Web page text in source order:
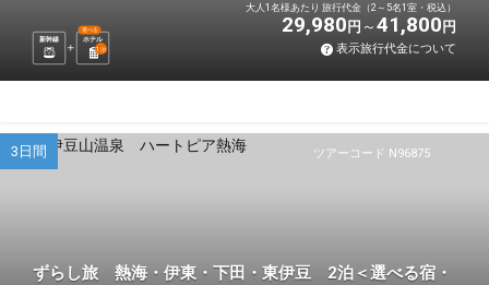
新幹線 ホテル
選べる
1 泊
大人1名様あたり 旅行代金（2～5名1室・税込）
29,980 円 41,800 円
表示旅行代金について
ツアーコード N96875
3日間
ずらし旅 熱海・伊東・下田・東伊豆 2泊＜選べる宿・